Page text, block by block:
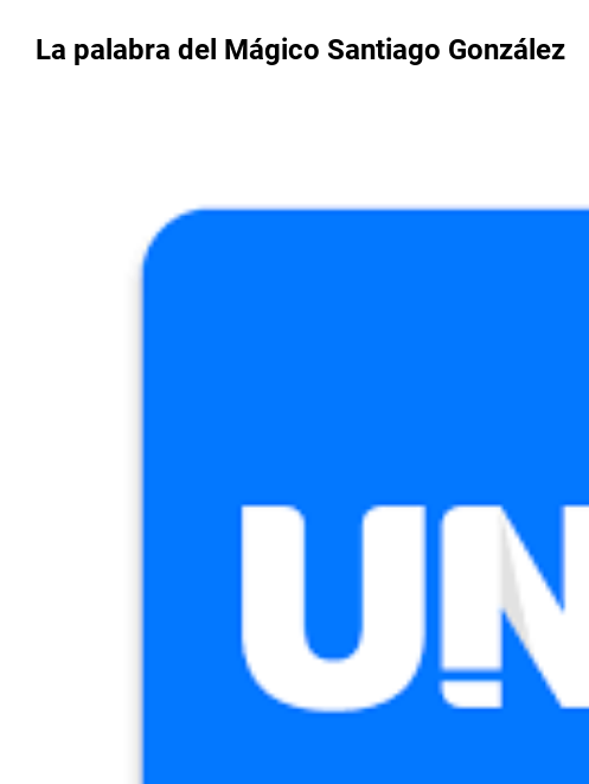
La palabra del Mágico Santiago González